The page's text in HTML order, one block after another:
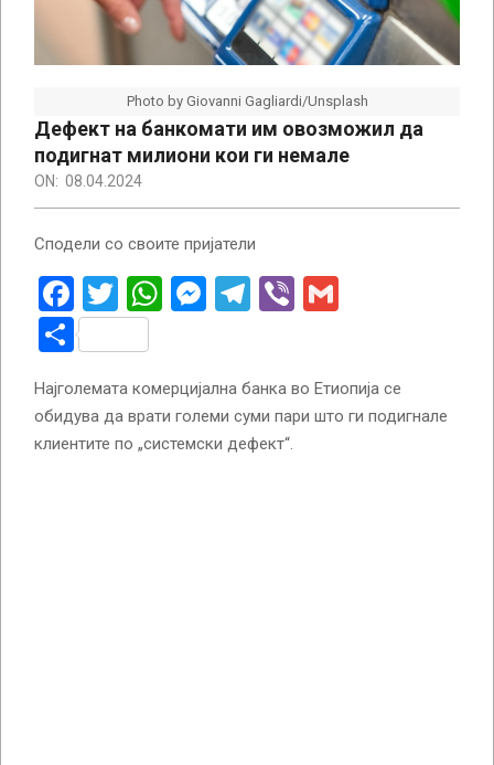
Photo by Giovanni Gagliardi/Unsplash
Дефект на банкомати им овозможил да
подигнат милиони кои ги немале
ON: 08.04.2024
Сподели со своите пријатели
Facebook
Twitter
WhatsApp
Messenger
Telegram
Viber
Share
Најголемата комерцијална банка во Етиопија се
обидува да врати големи суми пари што ги подигнале
клиентите по „системски дефект“.